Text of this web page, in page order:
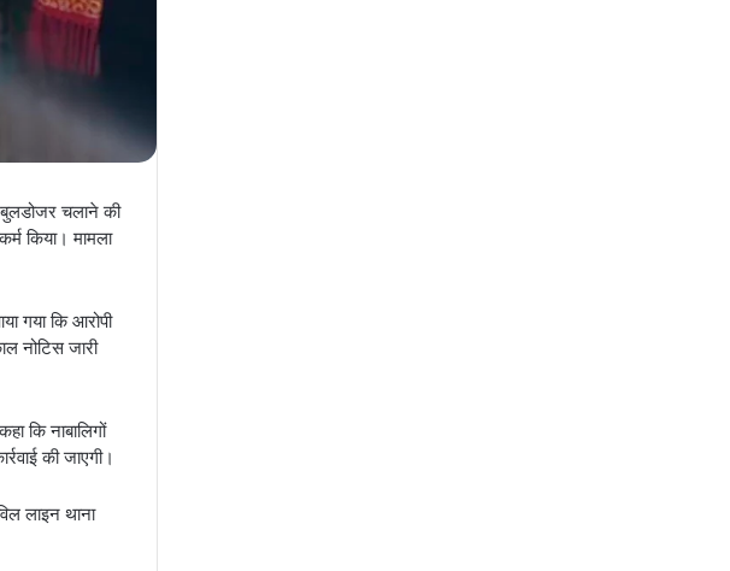
बुलडोजर चलाने की
किया। मामला
गया कि आरोपी
नोटिस जारी
कि नाबालिगों
की जाएगी।
लाइन थाना